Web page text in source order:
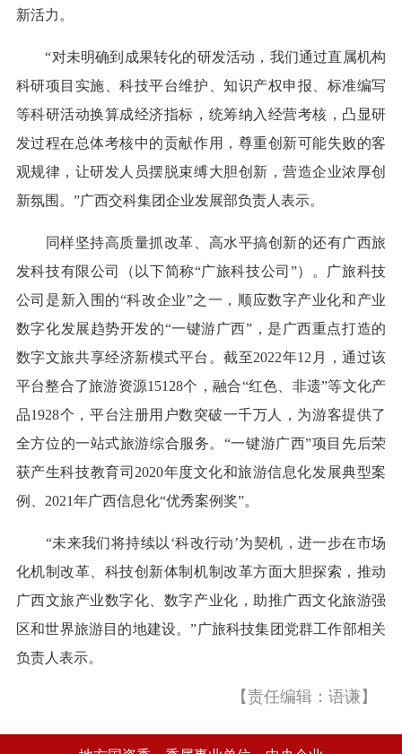
新活力。
“对未明确到成果转化的研发活动，我们通过直属机构
科研项目实施、科技平台维护、知识产权申报、标准编写
等科研活动换算成经济指标，统筹纳入经营考核，凸显研
发过程在总体考核中的贡献作用，尊重创新可能失败的客
观规律，让研发人员摆脱束缚大胆创新，营造企业浓厚创
新氛围。”广西交科集团企业发展部负责人表示。
同样坚持高质量抓改革、高水平搞创新的还有广西旅
发科技有限公司（以下简称“广旅科技公司”）。广旅科技
公司是新入围的“科改企业”之一，顺应数字产业化和产业
数字化发展趋势开发的“一键游广西”，是广西重点打造的
数字文旅共享经济新模式平台。截至2022年12月，通过该
平台整合了旅游资源15128个，融合“红色、非遗”等文化产
品1928个，平台注册用户数突破一千万人，为游客提供了
全方位的一站式旅游综合服务。“一键游广西”项目先后荣
获产生科技教育司2020年度文化和旅游信息化发展典型案
例、2021年广西信息化“优秀案例奖”。
“未来我们将持续以‘科改行动’为契机，进一步在市场
化机制改革、科技创新体制机制改革方面大胆探索，推动
广西文旅产业数字化、数字产业化，助推广西文化旅游强
区和世界旅游目的地建设。”广旅科技集团党群工作部相关
负责人表示。
【责任编辑：语谦】